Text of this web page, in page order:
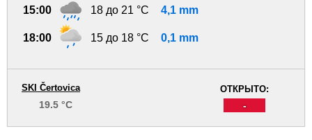
15:00 18 до 21 °C 4,1 mm
18:00 15 до 18 °C 0,1 mm
ОТКРЫТО:
-
SKI Čertovica
19.5 °C